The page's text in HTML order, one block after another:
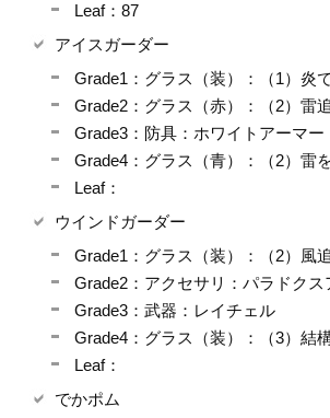
Leaf：87
アイスガーダー
Grade1：グラス（装）：（1）炎
Grade2：グラス（赤）：（2）雷
Grade3：防具：ホワイトアーマー
Grade4：グラス（青）：（2）雷
Leaf：
ウインドガーダー
Grade1：グラス（装）：（2）風
Grade2：アクセサリ：パラドクス
Grade3：武器：レイチェル
Grade4：グラス（装）：（3）結
Leaf：
でかポム